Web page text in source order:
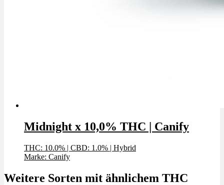
Midnight x 10,0% THC | Canify
THC: 10.0% | CBD: 1.0% | Hybrid
Marke: Canify
Weitere Sorten mit ähnlichem THC